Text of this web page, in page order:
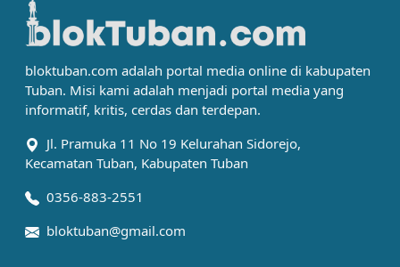
bloktuban.com adalah portal media online di kabupaten
Tuban. Misi kami adalah menjadi portal media yang
informatif, kritis, cerdas dan terdepan.
Jl. Pramuka 11 No 19 Kelurahan Sidorejo,
Kecamatan Tuban, Kabupaten Tuban
0356-883-2551
bloktuban@gmail.com